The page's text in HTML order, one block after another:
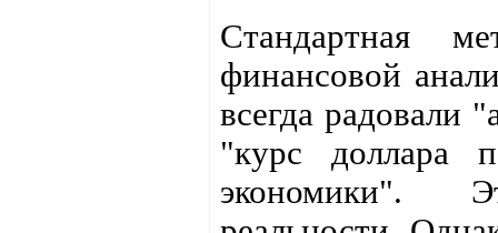
Стандартная
финансовой
всегда радовали
"курс доллара
экономики".